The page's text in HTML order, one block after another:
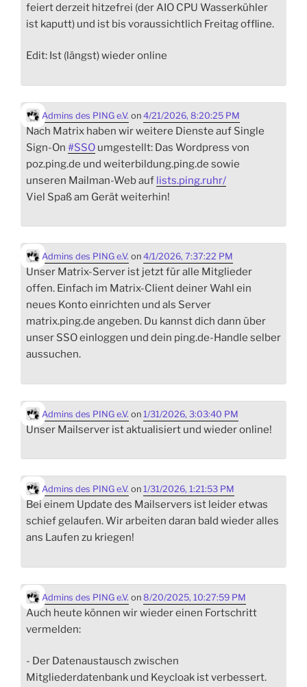
feiert derzeit hitzefrei (der AIO CPU Wasserkühler
ist kaputt) und ist bis voraussichtlich Freitag offline.
Edit: Ist (längst) wieder online
Admins des PING e.V. on 4/21/2026, 8:20:25 PM
Nach Matrix haben wir weitere Dienste auf Single
Sign-On #SSO umgestellt: Das Wordpress von
poz.ping.de und weiterbildung.ping.de sowie
unseren Mailman-Web auf lists.ping.ruhr/
Viel Spaß am Gerät weiterhin!
Admins des PING e.V. on 4/1/2026, 7:37:22 PM
Unser Matrix-Server ist jetzt für alle Mitglieder
offen. Einfach im Matrix-Client deiner Wahl ein
neues Konto einrichten und als Server
matrix.ping.de angeben. Du kannst dich dann über
unser SSO einloggen und dein ping.de-Handle selber
aussuchen.
Admins des PING e.V. on 1/31/2026, 3:03:40 PM
Unser Mailserver ist aktualisiert und wieder online!
Admins des PING e.V. on 1/31/2026, 1:21:53 PM
Bei einem Update des Mailservers ist leider etwas
schief gelaufen. Wir arbeiten daran bald wieder alles
ans Laufen zu kriegen!
Admins des PING e.V. on 8/20/2025, 10:27:59 PM
Auch heute können wir wieder einen Fortschritt
vermelden:
- Der Datenaustausch zwischen
Mitgliederdatenbank und Keycloak ist verbessert.